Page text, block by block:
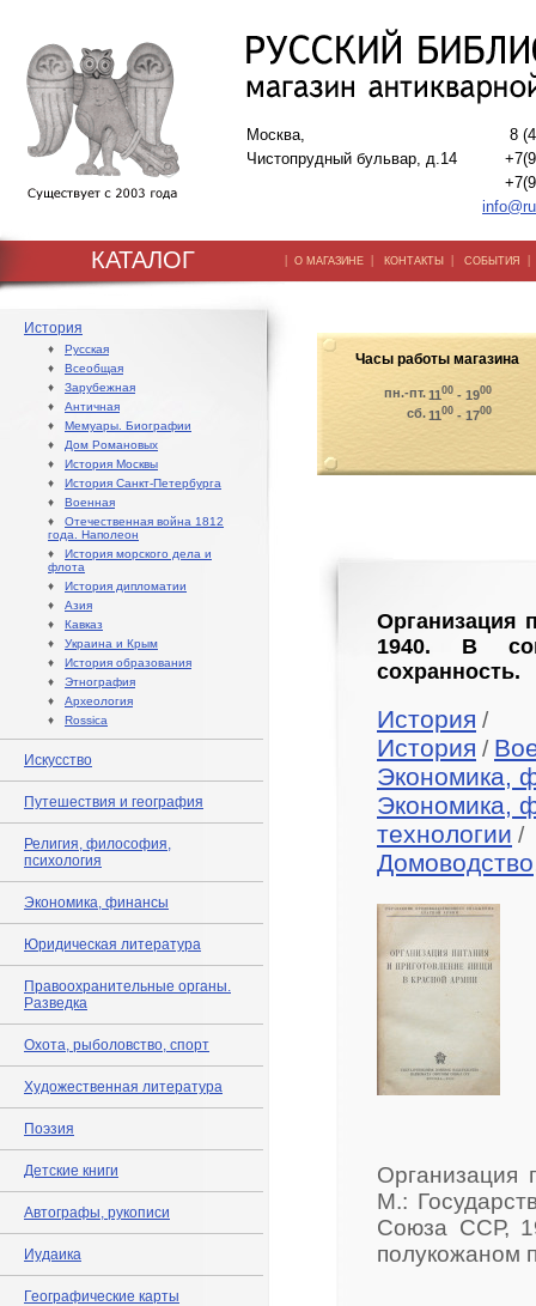
Москва,
Чистопрудный бульвар, д.14
8
КАТАЛОГ | О МАГАЗИНЕ | КОНТАКТЫ | СОБЫТИЯ
История
♦ Русская
♦ Всеобщая
♦ Зарубежная
♦ Античная
♦ Мемуары. Биографии
♦ Дом Романовых
♦ История Москвы
♦ История Санкт-Петербурга
♦ Военная
♦ Отечественная война 1812
года. Наполеон
♦ История морского дела и
флота
♦ История дипломатии
♦ Азия
♦ Кавказ
♦ Украина и Крым
♦ История образования
♦ Этнография
♦ Археология
♦ Rossica
Искусство
Путешествия и география
Религия, философия,
психология
Экономика, финансы
Юридическая литература
Правоохранительные органы.
Разведка
Охота, рыболовство, спорт
Художественная литература
Поэзия
Детские книги
Автографы, рукописи
Иудаика
Географические карты
Часы работы магазина
пн.-пт.1100 - 1900
сб.1100 - 1700
Организация
1940. В
сохранность.
История /
История /
Экономика,
Экономика,
технологии /
Организация
М.:
Союза ССР,
полукожаном